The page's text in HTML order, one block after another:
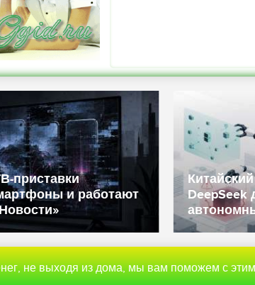
запрещают ввоз
роботов из-за угрозы
безопасности -
не выходя из дома, мы вам поможем с